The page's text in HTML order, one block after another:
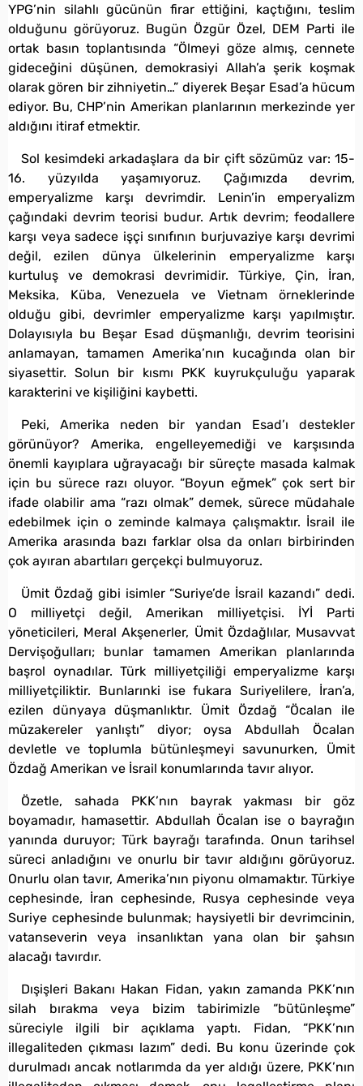
YPG’nin silahlı gücünün firar ettiğini, kaçtığını, teslim
olduğunu görüyoruz. Bugün Özgür Özel, DEM Parti ile
ortak basın toplantısında “Ölmeyi göze almış, cennete
gideceğini düşünen, demokrasiyi Allah’a şerik koşmak
olarak gören bir zihniyetin…” diyerek Beşar Esad’a hücum
ediyor. Bu, CHP’nin Amerikan planlarının merkezinde yer
aldığını itiraf etmektir.
Sol kesimdeki arkadaşlara da bir çift sözümüz var: 15-
16. yüzyılda yaşamıyoruz. Çağımızda devrim,
emperyalizme karşı devrimdir. Lenin’in emperyalizm
çağındaki devrim teorisi budur. Artık devrim; feodallere
karşı veya sadece işçi sınıfının burjuvaziye karşı devrimi
değil, ezilen dünya ülkelerinin emperyalizme karşı
kurtuluş ve demokrasi devrimidir. Türkiye, Çin, İran,
Meksika, Küba, Venezuela ve Vietnam örneklerinde
olduğu gibi, devrimler emperyalizme karşı yapılmıştır.
Dolayısıyla bu Beşar Esad düşmanlığı, devrim teorisini
anlamayan, tamamen Amerika’nın kucağında olan bir
siyasettir. Solun bir kısmı PKK kuyrukçuluğu yaparak
karakterini ve kişiliğini kaybetti.
Peki, Amerika neden bir yandan Esad’ı destekler
görünüyor? Amerika, engelleyemediği ve karşısında
önemli kayıplara uğrayacağı bir süreçte masada kalmak
için bu sürece razı oluyor. “Boyun eğmek” çok sert bir
ifade olabilir ama “razı olmak” demek, sürece müdahale
edebilmek için o zeminde kalmaya çalışmaktır. İsrail ile
Amerika arasında bazı farklar olsa da onları birbirinden
çok ayıran abartıları gerçekçi bulmuyoruz.
Ümit Özdağ gibi isimler “Suriye’de İsrail kazandı” dedi.
O milliyetçi değil, Amerikan milliyetçisi. İYİ Parti
yöneticileri, Meral Akşenerler, Ümit Özdağlılar, Musavvat
Dervişoğulları; bunlar tamamen Amerikan planlarında
başrol oynadılar. Türk milliyetçiliği emperyalizme karşı
milliyetçiliktir. Bunlarınki ise fukara Suriyelilere, İran’a,
ezilen dünyaya düşmanlıktır. Ümit Özdağ “Öcalan ile
müzakereler yanlıştı” diyor; oysa Abdullah Öcalan
devletle ve toplumla bütünleşmeyi savunurken, Ümit
Özdağ Amerikan ve İsrail konumlarında tavır alıyor.
Özetle, sahada PKK’nın bayrak yakması bir göz
boyamadır, hamasettir. Abdullah Öcalan ise o bayrağın
yanında duruyor; Türk bayrağı tarafında. Onun tarihsel
süreci anladığını ve onurlu bir tavır aldığını görüyoruz.
Onurlu olan tavır, Amerika’nın piyonu olmamaktır. Türkiye
cephesinde, İran cephesinde, Rusya cephesinde veya
Suriye cephesinde bulunmak; haysiyetli bir devrimcinin,
vatanseverin veya insanlıktan yana olan bir şahsın
alacağı tavırdır.
Dışişleri Bakanı Hakan Fidan, yakın zamanda PKK’nın
silah bırakma veya bizim tabirimizle “bütünleşme”
süreciyle ilgili bir açıklama yaptı. Fidan, “PKK’nın
illegaliteden çıkması lazım” dedi. Bu konu üzerinde çok
durulmadı ancak notlarımda da yer aldığı üzere, PKK’nın